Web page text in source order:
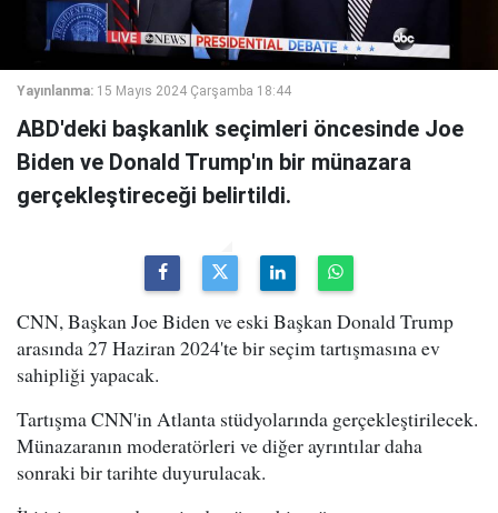
Yayınlanma: 15 Mayıs 2024 Çarşamba 18:44
ABD'deki başkanlık seçimleri öncesinde Joe
Biden ve Donald Trump'ın bir münazara
gerçekleştireceği belirtildi.
CNN, Başkan Joe Biden ve eski Başkan Donald Trump
arasında 27 Haziran 2024'te bir seçim tartışmasına ev
sahipliği yapacak.
Tartışma CNN'in Atlanta stüdyolarında gerçekleştirilecek.
Münazaranın moderatörleri ve diğer ayrıntılar daha
sonraki bir tarihte duyurulacak.